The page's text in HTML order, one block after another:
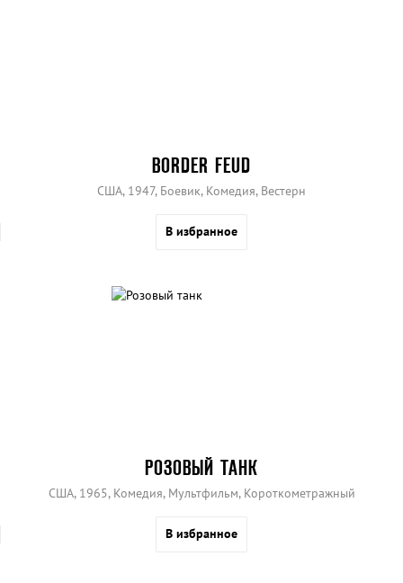
BORDER FEUD
США, 1947, Боевик, Комедия, Вестерн
В избранное
РОЗОВЫЙ ТАНК
США, 1965, Комедия, Мультфильм, Короткометражный
В избранное